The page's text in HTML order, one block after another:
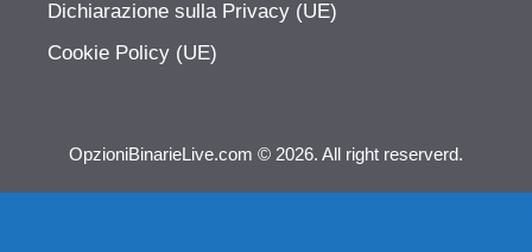
Dichiarazione sulla Privacy (UE)
Cookie Policy (UE)
OpzioniBinarieLive.com © 2026. All right reserverd.